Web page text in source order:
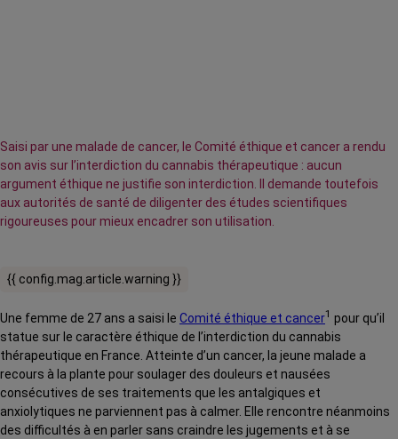
Saisi par une malade de cancer, le Comité éthique et cancer a rendu
son avis sur l’interdiction du cannabis thérapeutique : aucun
argument éthique ne justifie son interdiction. Il demande toutefois
aux autorités de santé de diligenter des études scientifiques
rigoureuses pour mieux encadrer son utilisation.
{{ config.mag.article.warning }}
Une femme de 27 ans a saisi le Comité éthique et cancer1 pour qu’il
statue sur le caractère éthique de l’interdiction du cannabis
thérapeutique en France. Atteinte d’un cancer, la jeune malade a
recours à la plante pour soulager des douleurs et nausées
consécutives de ses traitements que les antalgiques et
anxiolytiques ne parviennent pas à calmer. Elle rencontre néanmoins
des difficultés à en parler sans craindre les jugements et à se